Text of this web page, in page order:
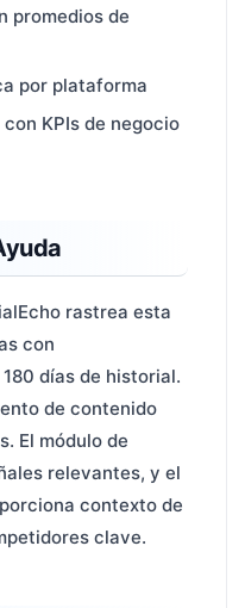
promedios de
por plataforma
KPIs de negocio
rastrea esta
con
días de historial.
de contenido
El módulo de
relevantes, y el
contexto de
clave.